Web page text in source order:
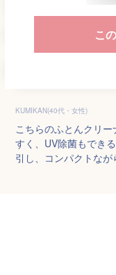
こ
KUMIKAN(40代・女性)
こちらのふとんクリ
すく、UV除菌もでき
引し、コンパクトなが